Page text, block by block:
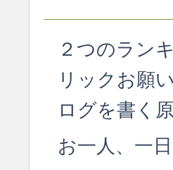
２つのラン
リックお願
ログを書く
お一人、一